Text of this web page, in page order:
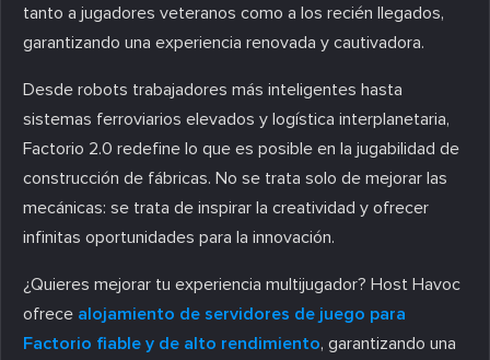
tanto a jugadores veteranos como a los recién llegados,
garantizando una experiencia renovada y cautivadora.
Desde robots trabajadores más inteligentes hasta
sistemas ferroviarios elevados y logística interplanetaria,
Factorio 2.0 redefine lo que es posible en la jugabilidad de
construcción de fábricas. No se trata solo de mejorar las
mecánicas: se trata de inspirar la creatividad y ofrecer
infinitas oportunidades para la innovación.
¿Quieres mejorar tu experiencia multijugador? Host Havoc
ofrece alojamiento de servidores de juego para
Factorio fiable y de alto rendimiento, garantizando una